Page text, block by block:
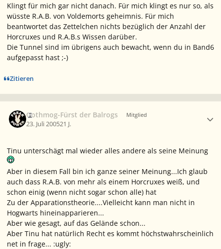
Klingt für mich gar nicht danach. Für mich klingt es nur so, als
wüsste R.A.B. von Voldemorts geheimnis. Für mich
beantwortet das Zettelchen nichts bezüglich der Anzahl der
Horcruxes und R.A.B.s Wissen darüber.
Die Tunnel sind im übrigens auch bewacht, wenn du in Band6
aufgepasst hast ;-)
Zitieren
Gothmog-Fürst der Balrogs Mitglied
23. Juli 200521 J.
Tinu unterschägt mal wieder alles andere als seine Meinung
Aber in diesem Fall bin ich ganze seiner Meinung...Ich glaub
auch dass R.A.B. von mehr als einem Horcruxes weiß, und
schon einig (wenn nicht sogar schon alle) hat
Zu der Apparationstheorie....Vielleicht kann man nicht in
Hogwarts hineinapparieren...
Aber wie gesagt, auf das Gelände schon...
Aber Tinu hat natürlich Recht es kommt höchstwahrscheinlich
net in frage... :ugly: